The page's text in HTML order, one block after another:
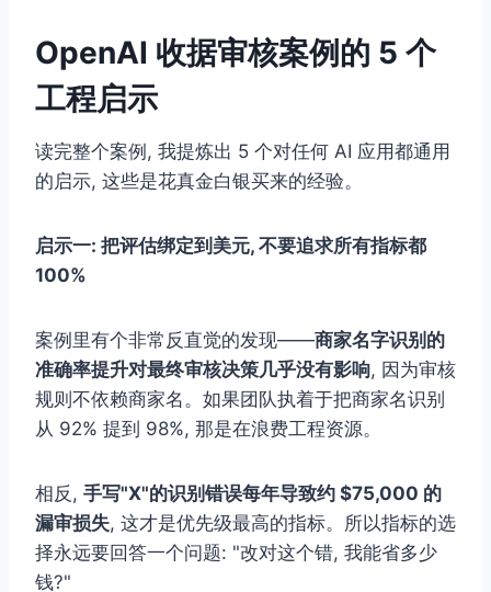
OpenAI 收据审核案例的 5 个
工程启示
读完整个案例, 我提炼出 5 个对任何 AI 应用都通用
的启示, 这些是花真金白银买来的经验。
启示一: 把评估绑定到美元, 不要追求所有指标都
100%
案例里有个非常反直觉的发现——商家名字识别的
准确率提升对最终审核决策几乎没有影响, 因为审核
规则不依赖商家名。如果团队执着于把商家名识别
从 92% 提到 98%, 那是在浪费工程资源。
相反, 手写"X"的识别错误每年导致约 $75,000 的
漏审损失, 这才是优先级最高的指标。所以指标的选
择永远要回答一个问题: "改对这个错, 我能省多少
钱?"